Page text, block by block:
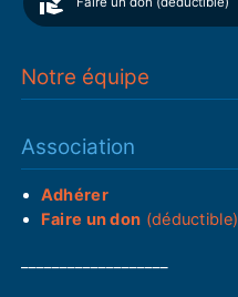
Notre équipe
Association
Adhérer
Faire un don (déductible)